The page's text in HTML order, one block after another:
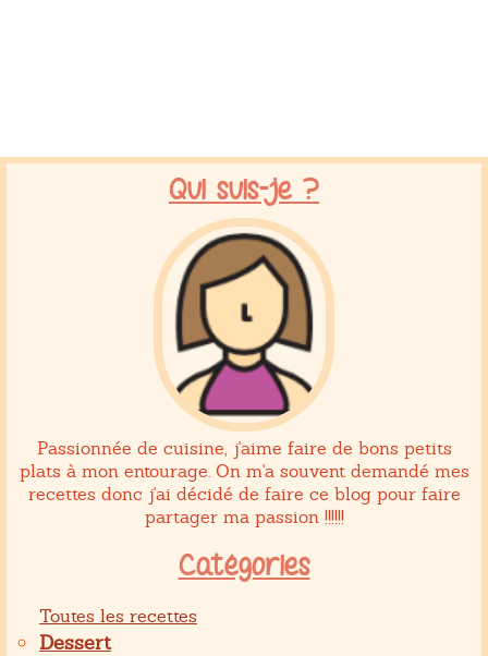
Qui suis-je ?
Passionnée de cuisine, j'aime faire de bons petits
plats à mon entourage. On m'a souvent demandé mes
recettes donc j'ai décidé de faire ce blog pour faire
partager ma passion !!!!!!
Catégories
Toutes les recettes
Dessert